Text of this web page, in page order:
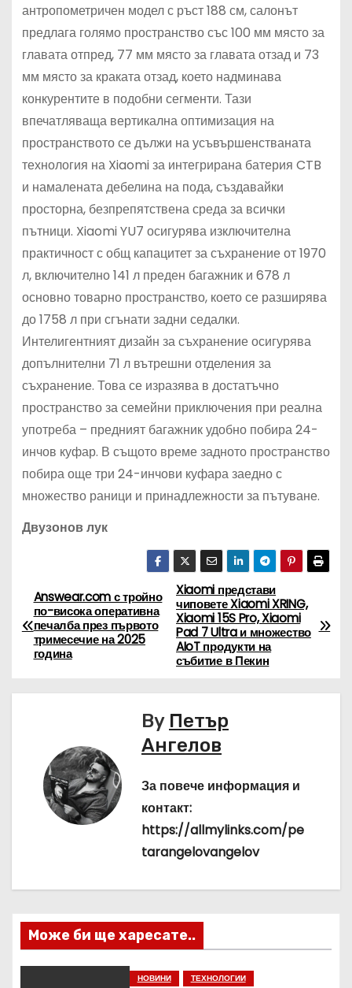
антропометричен модел с ръст 188 см, салонът
предлага голямо пространство със 100 мм място за
главата отпред, 77 мм място за главата отзад и 73
мм място за краката отзад, което надминава
конкурентите в подобни сегменти. Тази
впечатляваща вертикална оптимизация на
пространството се дължи на усъвършенстваната
технология на Xiaomi за интегрирана батерия CTB
и намалената дебелина на пода, създавайки
просторна, безпрепятствена среда за всички
пътници. Xiaomi YU7 осигурява изключителна
практичност с общ капацитет за съхранение от 1970
л, включително 141 л преден багажник и 678 л
основно товарно пространство, което се разширява
до 1758 л при сгънати задни седалки.
Интелигентният дизайн за съхранение осигурява
допълнителни 71 л вътрешни отделения за
съхранение. Това се изразява в достатъчно
пространство за семейни приключения при реална
употреба – предният багажник удобно побира 24-
инчов куфар. В същото време задното пространство
побира още три 24-инчови куфара заедно с
множество раници и принадлежности за пътуване.
Двузонов лук
Н
а
в
и
Xiaomi представи
чиповете Xiaomi XRING,
Xiaomi 15S Pro, Xiaomi
Pad 7 Ultra и множество
AIoT продукти на
събитие в Пекин
Answear.com с тройно
по-висока оперативна
печалба през първото
тримесечие на 2025
година
By Петър
Ангелов
За повече информация и
контакт:
https://allmylinks.com/pe
tarangelovangelov
Може би ще харесате..
НОВИНИ ТЕХНОЛОГИИ